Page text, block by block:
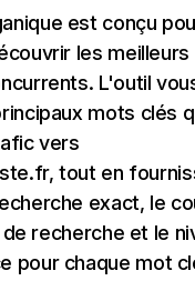
est conçu
les
L'outil
mots clés
vers
tout en
exact, le
recherche et le
pour chaque mot